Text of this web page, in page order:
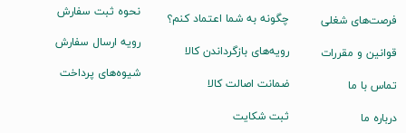
نحوه ثبت سفارش
رویه ارسال سفارش
شیوه‌های پرداخت
چگونه به شما اعتماد کنم؟
رویه‌های بازگرداندن کالا
ضمانت اصالت کالا
ثبت شکایت
فرصت‌های شغلی
قوانین و مقررات
تماس با ما
درباره ما